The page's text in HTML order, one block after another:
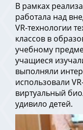
В рамках
работала над
VR-технологии
классов в
учебному
учащиеся
выполняли
использовали
виртуальный
удивило детей.